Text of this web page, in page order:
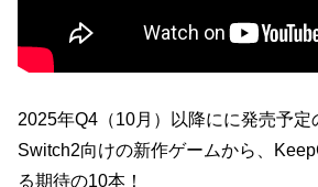
2025年Q4（10月）以降にに発売予
Switch2向けの新作ゲームから、
る期待の10本！